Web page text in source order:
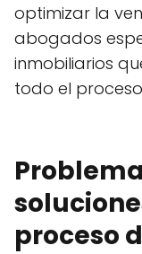
optimizar la
abogados
inmobiliarios
todo el
proceso